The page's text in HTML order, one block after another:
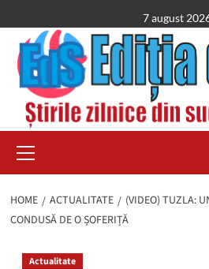
to
content
7 august
Menu
HOME ACTUALITATE
(VIDEO) TUZLA:
CONDUSĂ DE O ȘOFERIȚĂ
Actualitate